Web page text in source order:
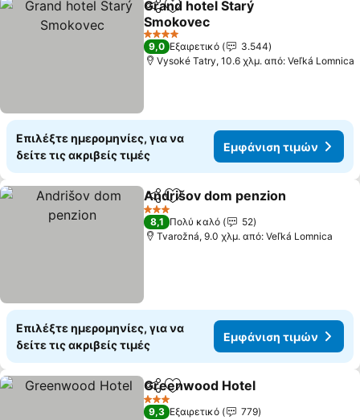
Κοινοποίηση
Προσθήκη στα αγαπημένα
Grand hotel Starý
Smokovec
4 Αστέρια
9,0 Εξαιρετικό
3.544
Vysoké Tatry, 10.6 χλμ. από: Veľká Lomnica
Επιλέξτε ημερομηνίες, για να
δείτε τις ακριβείς τιμές
Εμφάνιση τιμών
Κοινοποίηση
Προσθήκη στα αγαπημένα
Andrišov dom penzion
3 Αστέρια
8,1 Πολύ καλό
52
Tvarožná, 9.0 χλμ. από: Veľká Lomnica
Επιλέξτε ημερομηνίες, για να
δείτε τις ακριβείς τιμές
Εμφάνιση τιμών
Κοινοποίηση
Προσθήκη στα αγαπημένα
Greenwood Hotel
3 Αστέρια
9,3 Εξαιρετικό 779